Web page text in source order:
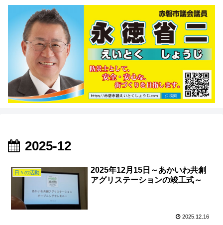
2025-12
日々の活動
2025年12月15日～あかいわ共創
アグリステーションの竣工式～
2025.12.16